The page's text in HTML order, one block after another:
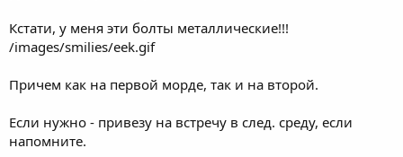
Кстати, у меня эти болты металлические!!!
/images/smilies/eek.gif
Причем как на первой морде, так и на второй.
Если нужно - привезу на встречу в след. среду, если
напомните.